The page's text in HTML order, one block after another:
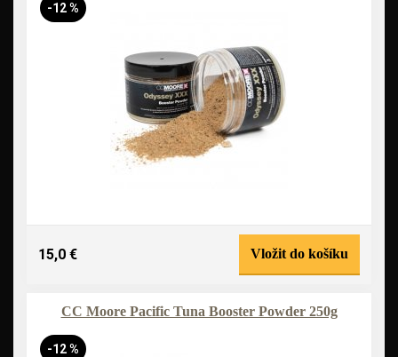
-12 %
15,0 € Vložit do košíku
CC Moore Pacific Tuna Booster Powder 250g
-12 %